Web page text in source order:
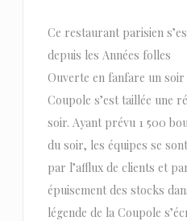
Ce restaurant parisien
depuis les Années folles
Ouverte en fanfare un soir
Coupole s’est taillée une
soir. Ayant prévu 1 500
du soir, les équipes se
par l’afflux de clients et
épuisement des stocks
légende de la Coupole